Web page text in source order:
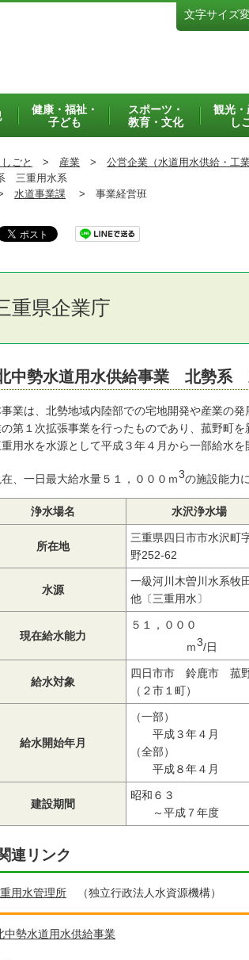
文字サイズ
健康・福祉・
子ども
スポーツ・
教育・文化
観光・
し
ごと > 産業 > 公営企業（水道用水供給・工業
三重用水系
水道事業課 > 事業経営班
重県企業庁
中勢水道用水供給事業 北勢系
業は、北勢地域内陸部での宅地開発や産業の
第１次拡張事業を行ったものであり、菰野町
用水を水源として平成３年４月から一部給水を
、一日最大給水量５１，０００ｍ3の施設能力
浄水場名 水沢浄水場
所在地
三重県四日市市水沢町
野252-62
水源
一級河川木曽川水系牧
他〔三重用水〕
現在給水能力
５１，０００
ｍ3/日
給水対象
四日市市 鈴鹿市 菰
（２市１町）
給水開始年月
（一部）
平成３年４月
（全部）
平成８年４月
建設期間
昭和６３
～平成７年度
連リンク
用水管理所 （独立行政法人水資源機構）
中勢水道用水供給事業